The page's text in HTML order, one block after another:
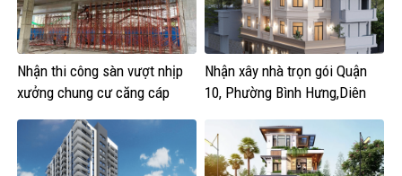
Nhận thi công sàn vượt nhịp
xưởng chung cư căng cáp
Nhận xây nhà trọn gói Quận
10, Phường Bình Hưng,Diên